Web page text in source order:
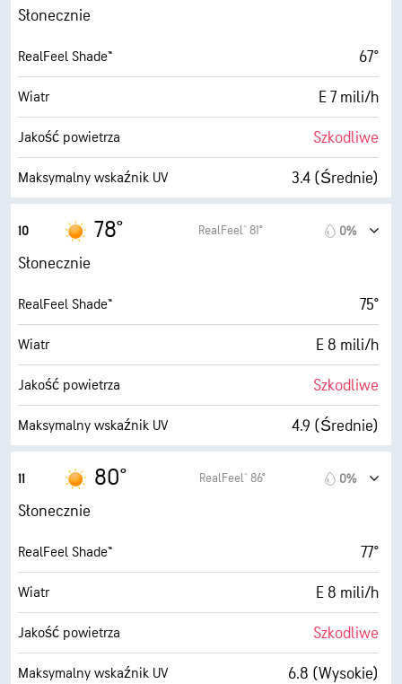
Wilgotność
Punkt rosy 30° F
AccuLumen Brightness Index™ 10 (B. jasne)
Zachmurzenie 0%
Widoczność 10 mili
Słonecznie
RealFeel Shade™ 67°
Wiatr E 7 mili/h
Jakość powietrza Szkodliwe
Maksymalny wskaźnik UV 3.4 (Średnie)
Porywy wiatru
Wilgotność
Punkt rosy 30° F
AccuLumen Brightness Index™ 10 (B. jasne)
Zachmurzenie 0%
Widoczność 10 mili
10 78° RealFeel® 81° 0%
Słonecznie
RealFeel Shade™ 75°
Wiatr E 8 mili/h
Jakość powietrza Szkodliwe
Maksymalny wskaźnik UV 4.9 (Średnie)
Porywy wiatru
Wilgotność
Punkt rosy 30° F
AccuLumen Brightness Index™ 10 (B. jasne)
Zachmurzenie 0%
Widoczność 10 mili
11 80° RealFeel® 86° 0%
Słonecznie
RealFeel Shade™ 77°
Wiatr E 8 mili/h
Jakość powietrza Szkodliwe
Maksymalny wskaźnik UV 6.8 (Wysokie)